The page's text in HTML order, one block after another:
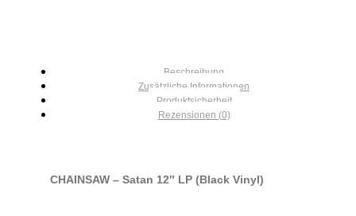
Beschreibung
Zusätzliche Informationen
Produktsicherheit
Rezensionen (0)
CHAINSAW – Satan 12″ LP (Black Vinyl)